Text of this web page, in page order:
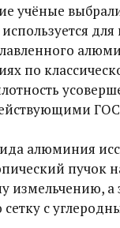
учёные
для
по
алюминия
пучок
измельчению, а
с